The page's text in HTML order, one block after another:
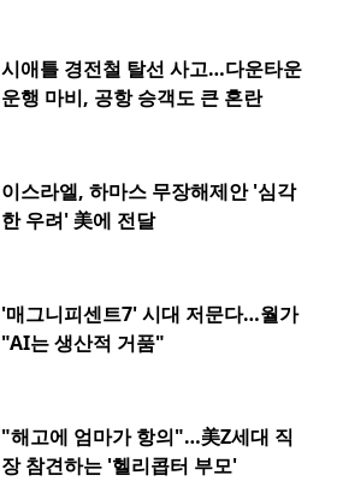
시애틀 경전철 탈선 사고…다운타운
운행 마비, 공항 승객도 큰 혼란
이스라엘, 하마스 무장해제안 '심각
한 우려' 美에 전달
'매그니피센트7' 시대 저문다…월가
"AI는 생산적 거품"
"해고에 엄마가 항의"…美Z세대 직
장 참견하는 '헬리콥터 부모'